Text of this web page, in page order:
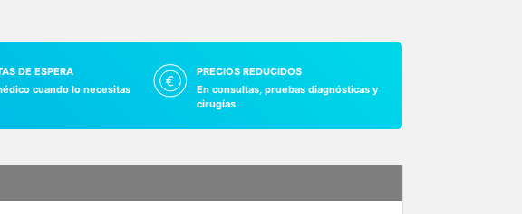
DE ESPERA
cuando lo necesitas
PRECIOS REDUCIDOS
En consultas, pruebas diagnósticas y
cirugías